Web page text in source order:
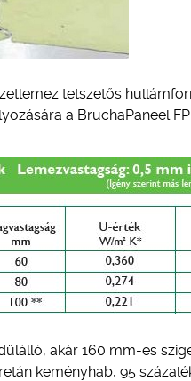
tetszetős
a BruchaPaneel
akár 160 mm-es
keményhab, 95